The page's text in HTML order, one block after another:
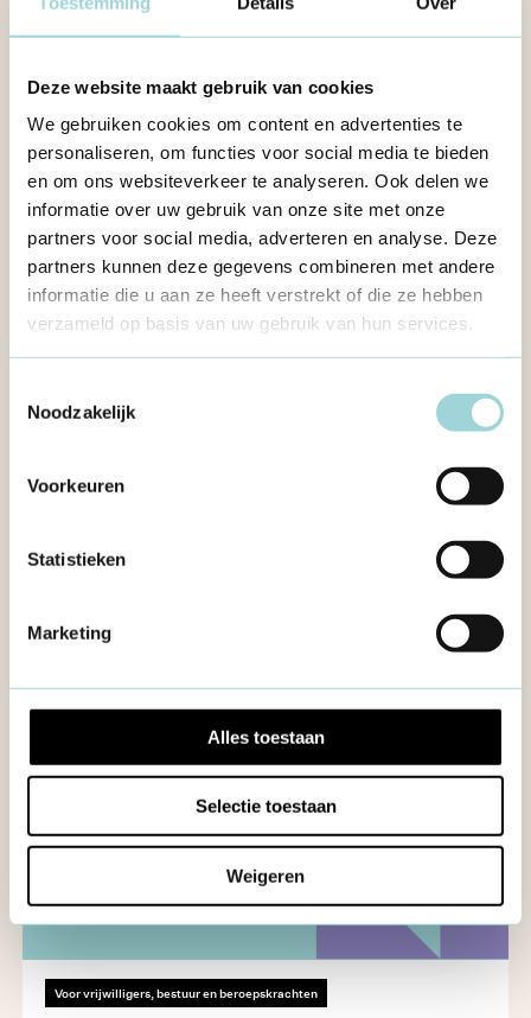
Deze website maakt gebruik van cookies
We gebruiken cookies om content en advertenties te
personaliseren, om functies voor social media te bieden
en om ons websiteverkeer te analyseren. Ook delen we
informatie over uw gebruik van onze site met onze
partners voor social media, adverteren en analyse. Deze
partners kunnen deze gegevens combineren met andere
informatie die u aan ze heeft verstrekt of die ze hebben
verzameld op basis van uw gebruik van hun services.
Noodzakelijk
Voorkeuren
Statistieken
Marketing
Alles toestaan
Selectie toestaan
Weigeren
overheden
Voor vrijwilligers, bestuur en beroepskrachten
Voor vrijwilligers, bestuur en beroepskrachten